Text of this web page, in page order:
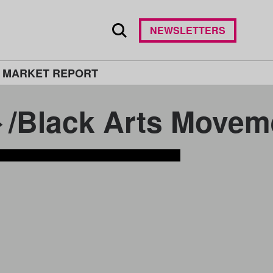
REPORT
NEWSLETTERS
/Black Arts